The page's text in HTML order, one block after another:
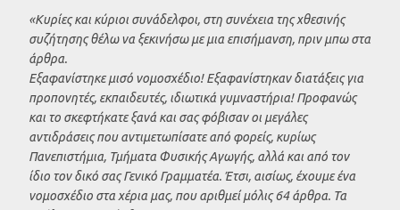
«Κυρίες και κύριοι συνάδελφοι, στη συνέχεια της χθεσινής
συζήτησης θέλω να ξεκινήσω με μια επισήμανση, πριν μπω στα
άρθρα.
Εξαφανίστηκε μισό νομοσχέδιο! Εξαφανίστηκαν διατάξεις για
προπονητές, εκπαιδευτές, ιδιωτικά γυμναστήρια! Προφανώς
και το σκεφτήκατε ξανά και σας φόβισαν οι μεγάλες
αντιδράσεις που αντιμετωπίσατε από φορείς, κυρίως
Πανεπιστήμια, Τμήματα Φυσικής Αγωγής, αλλά και από τον
ίδιο τον δικό σας Γενικό Γραμματέα. Έτσι, αισίως, έχουμε ένα
νομοσχέδιο στα χέρια μας, που αριθμεί μόλις 64 άρθρα. Τα